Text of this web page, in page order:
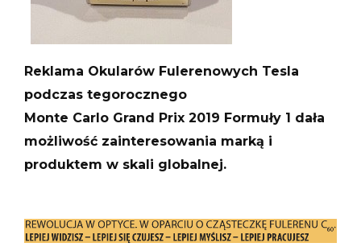
Reklama Okularów Fulerenowych Tesla
podczas tegorocznego
Monte Carlo Grand Prix 2019 Formuły 1 dała
możliwość zainteresowania marką i
produktem w skali globalnej.